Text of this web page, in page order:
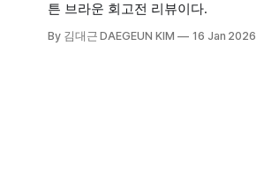
튼 브라운 회고전 리뷰이다.
By 김대근 DAEGEUN KIM 16 Jan 2026